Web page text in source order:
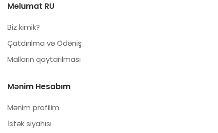
Melumat RU
Biz kimik?
Çatdırılma və Ödəniş
Malların qaytarılması
Mənim Hesabım
Mənim profilim
İstək siyahısı